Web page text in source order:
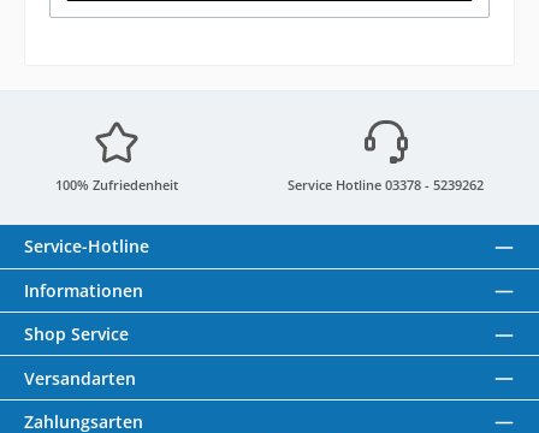
100% Zufriedenheit Service Hotline 03378 - 5239262
Service-Hotline
Informationen
Shop Service
Versandarten
Zahlungsarten